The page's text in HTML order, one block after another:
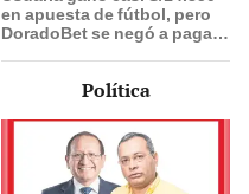
en apuesta de fútbol, pero
DoradoBet se negó a pagar:
Política